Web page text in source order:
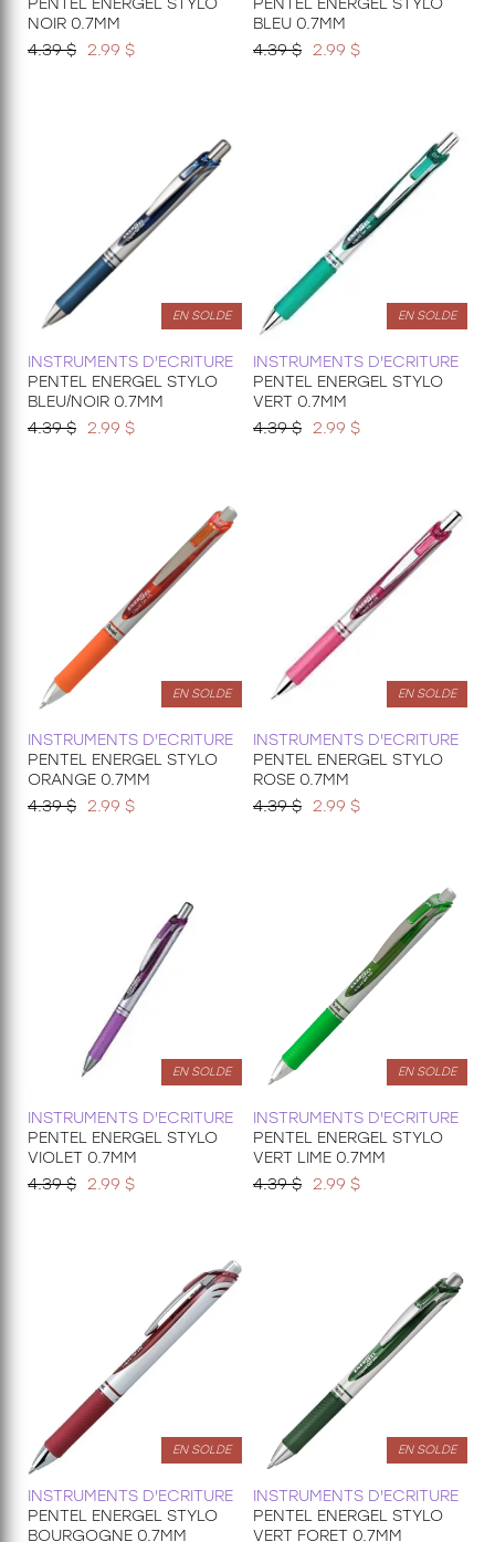
NOIR 0.7MM
4.39 $ 2.99 $
BLEU 0.7MM
4.39 $ 2.99 $
EN SOLDE
INSTRUMENTS D'ECRITURE
PENTEL ENERGEL STYLO
BLEU/NOIR 0.7MM
4.39 $ 2.99 $
EN SOLDE
INSTRUMENTS D'ECRITURE
PENTEL ENERGEL STYLO
VERT 0.7MM
4.39 $ 2.99 $
EN SOLDE
INSTRUMENTS D'ECRITURE
PENTEL ENERGEL STYLO
ORANGE 0.7MM
4.39 $ 2.99 $
EN SOLDE
INSTRUMENTS D'ECRITURE
PENTEL ENERGEL STYLO
ROSE 0.7MM
4.39 $ 2.99 $
EN SOLDE
INSTRUMENTS D'ECRITURE
PENTEL ENERGEL STYLO
VIOLET 0.7MM
4.39 $ 2.99 $
EN SOLDE
INSTRUMENTS D'ECRITURE
PENTEL ENERGEL STYLO
VERT LIME 0.7MM
4.39 $ 2.99 $
EN SOLDE
INSTRUMENTS D'ECRITURE
PENTEL ENERGEL STYLO
BOURGOGNE 0.7MM
EN SOLDE
INSTRUMENTS D'ECRITURE
PENTEL ENERGEL STYLO
VERT FORET 0.7MM